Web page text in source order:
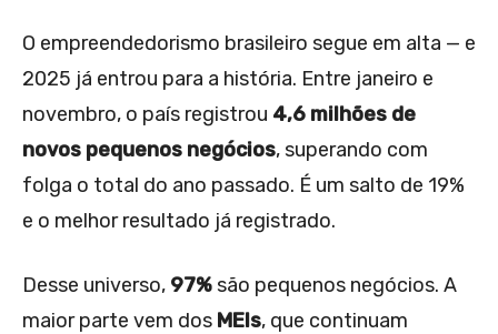
O empreendedorismo brasileiro segue em alta — e
2025 já entrou para a história. Entre janeiro e
novembro, o país registrou 4,6 milhões de
novos pequenos negócios, superando com
folga o total do ano passado. É um salto de 19%
e o melhor resultado já registrado.
Desse universo, 97%são pequenos negócios. A
maior parte vem dos MEIs, que continuam